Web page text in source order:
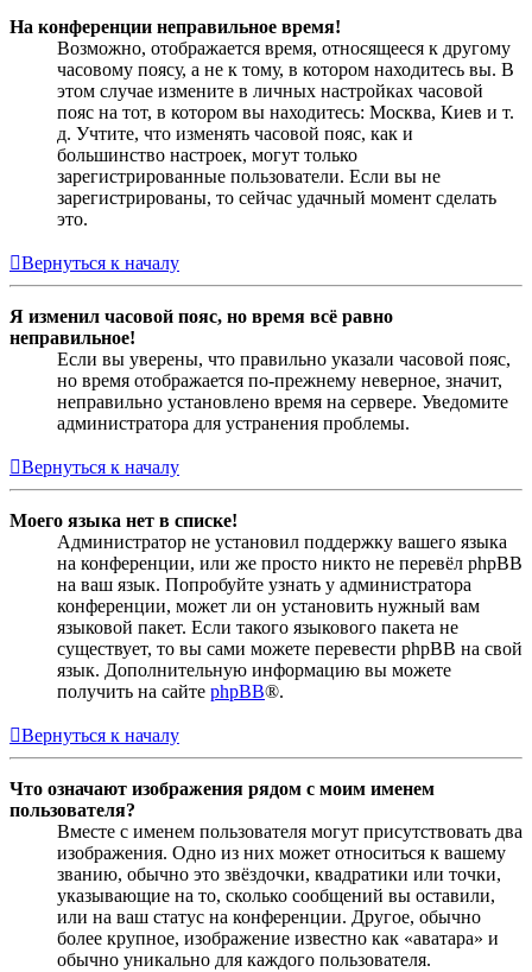
На конференции неправильное время!
Возможно, отображается время, относящееся к другому
часовому поясу, а не к тому, в котором находитесь вы. В
этом случае измените в личных настройках часовой
пояс на тот, в котором вы находитесь: Москва, Киев и т.
д. Учтите, что изменять часовой пояс, как и
большинство настроек, могут только
зарегистрированные пользователи. Если вы не
зарегистрированы, то сейчас удачный момент сделать
это.
Вернуться к началу
Я изменил часовой пояс, но время всё равно
неправильное!
Если вы уверены, что правильно указали часовой пояс,
но время отображается по-прежнему неверное, значит,
неправильно установлено время на сервере. Уведомите
администратора для устранения проблемы.
Вернуться к началу
Моего языка нет в списке!
Администратор не установил поддержку вашего языка
на конференции, или же просто никто не перевёл phpBB
на ваш язык. Попробуйте узнать у администратора
конференции, может ли он установить нужный вам
языковой пакет. Если такого языкового пакета не
существует, то вы сами можете перевести phpBB на свой
язык. Дополнительную информацию вы можете
получить на сайте phpBB®.
Вернуться к началу
Что означают изображения рядом с моим именем
пользователя?
Вместе с именем пользователя могут присутствовать два
изображения. Одно из них может относиться к вашему
званию, обычно это звёздочки, квадратики или точки,
указывающие на то, сколько сообщений вы оставили,
или на ваш статус на конференции. Другое, обычно
более крупное, изображение известно как «аватара» и
обычно уникально для каждого пользователя.